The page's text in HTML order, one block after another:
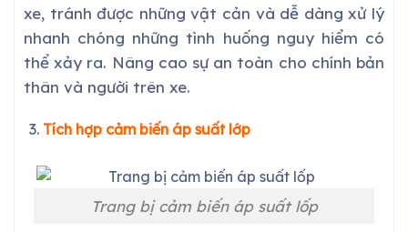
xe, tránh được những vật cản và dễ dàng xử lý
nhanh chóng những tình huống nguy hiểm có
thể xảy ra. Nâng cao sự an toàn cho chính bản
thân và người trên xe.
Tích hợp cảm biến áp suất lớp
Trang bị cảm biến áp suất lốp